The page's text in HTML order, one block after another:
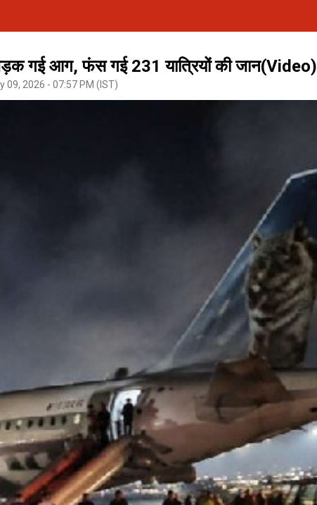
गई आग, फंस गई 231 यात्रियों की जान(Video)
09, 2026 - 07:57 PM (IST)